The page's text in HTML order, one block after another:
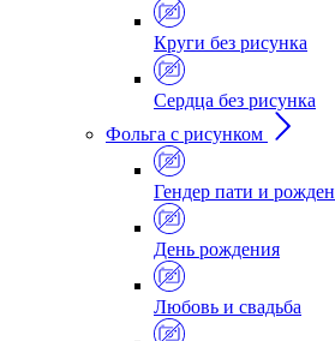
Круги без рисунка
Сердца без рисунка
Фольга с рисунком
Гендер пати и
День рождения
Любовь и свадьба